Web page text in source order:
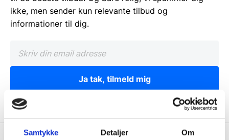
Samtykke Detaljer Om
ikke, men sender kun relevante tilbud og
informationer til dig.
Ja tak, tilmeld mig